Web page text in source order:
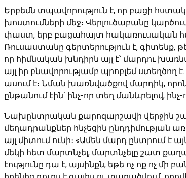
Երբեմն տպավորություն է, որ բացի
խոստումների մեջ։ Վերլուծաբանը
փաստ, երբ բացահայտ հակառուսական
Ռուսաստանը գերտերություն է, գիտենք,
որ հիմնական խնդիրն այլ է՝ մարդու
այլ իր բնավորությամբ պրոբլեմ ստեղծող
ասում է։ Նման խառնվածքով մարդիկ,
ընթանում էին՝ ինչ-որ տեղ մանևրելով,
Նախընտրական քարոզարշավի վերջին
մեղադրանքներ հնչեցին ընդդիմության
այլ միտում ունի։ «Ամեն մարդ ընտրում է
մեկի հետ մարտնչել, մարտնչելը շատ
էությունը դա է, այսինքն, եթե ոչ ոք ոչ